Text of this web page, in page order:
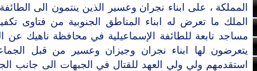
المملكة ، على ابناء نجران وعسير الذين ينتمون الى الطائفة
الملك ما تعرض له ابناء المناطق الجنوبية من فتاوى
مساجد تابعة للطائفة الإسماعيلية في محافظة ناهيك عن
يتعرضون لها ابناء نجران وجيزان وعسير من قبل
استقدمهم ولي ولي العهد للقتال في الجبهات الى جانب